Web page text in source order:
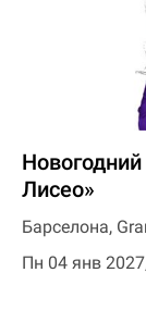
Лисео»
Барселона,
Пн 04 янв